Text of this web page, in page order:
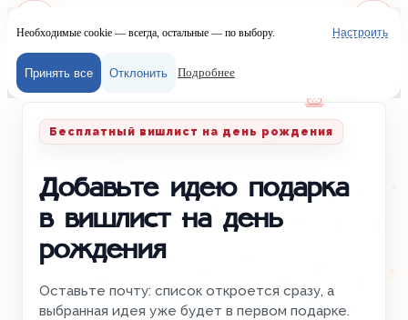
Меню Войти
Главная/Вишлисты/День рождения
Бесплатный вишлист на день рождения
Добавьте идею подарка
в вишлист на день
рождения
Оставьте почту: список откроется сразу, а
выбранная идея уже будет в первом подарке.
Наш сайт
Настроить
Необходимые cookie — всегда, остальные — по выбору.
Принять все Отклонить Подробнее